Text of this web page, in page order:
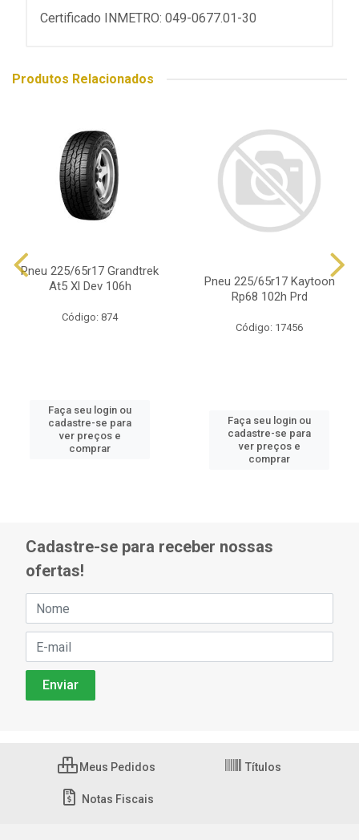
Certificado INMETRO: 049-0677.01-30
Produtos Relacionados
Pneu 225/65r17 Grandtrek
At5 Xl Dev 106h
Código: 874
Faça seu login ou
cadastre-se para
ver preços e
comprar
Pneu 225/65r17 Kaytoon
Rp68 102h Prd
Código: 17456
Faça seu login ou
cadastre-se para
ver preços e
comprar
Cadastre-se para receber nossas
ofertas!
Meus Pedidos Títulos
Notas Fiscais